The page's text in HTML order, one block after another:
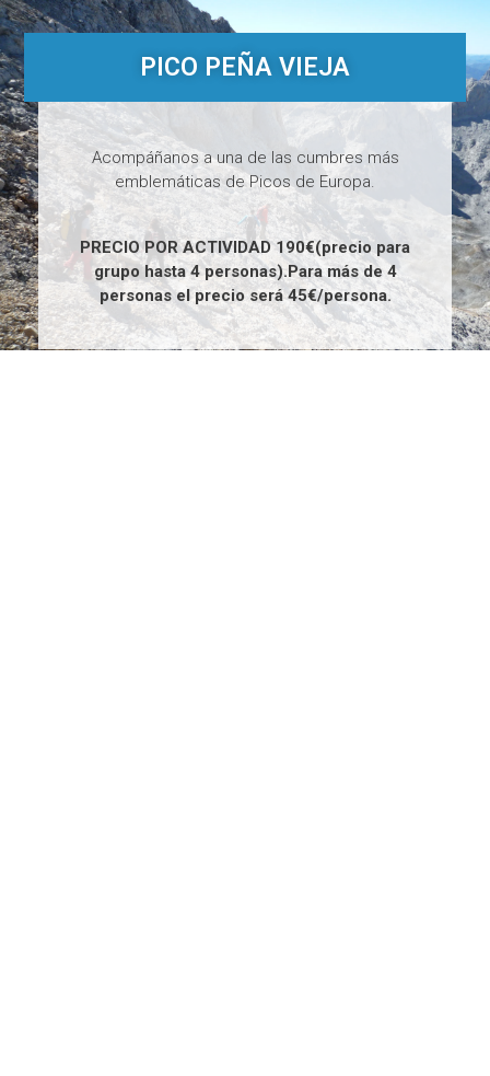
PICO PEÑA VIEJA
Acompáñanos a una de las cumbres más
emblemáticas de Picos de Europa.
PRECIO POR ACTIVIDAD 190€(precio para
grupo hasta 4 personas).Para más de 4
personas el precio será 45€/persona.